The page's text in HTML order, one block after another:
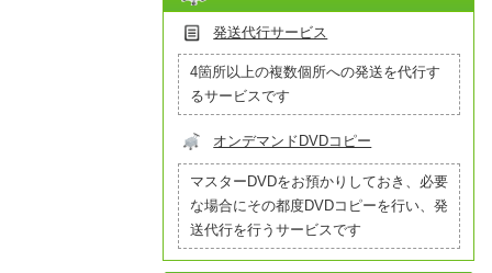
発送代行サービス
4箇所以上の複数個所への発送を代行す
るサービスです
オンデマンドDVDコピー
マスターDVDをお預かりしておき、必要
な場合にその都度DVDコピーを行い、発
送代行を行うサービスです